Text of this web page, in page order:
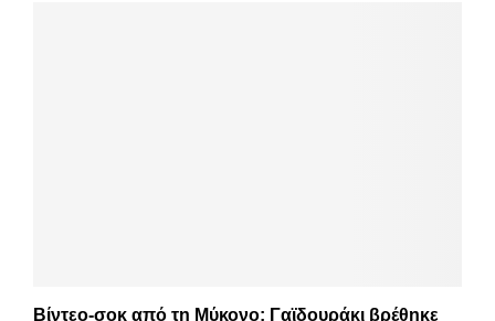
Βίντεο-σοκ από τη Μύκονο: Γαϊδουράκι βρέθηκε